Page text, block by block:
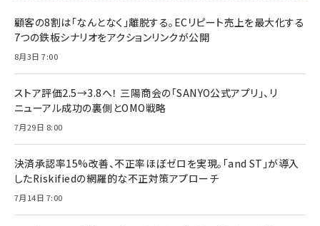
顧客の8割は「なんとなく」離脱する。ECリピート売上を最大化する
7つの鉄板シナリオをアクションリンクが公開
8月3日 7:00
ストア評価2.5→3.8へ！ 三陽商会の「SANYO公式アプリ」、リ
ニューアル成功の裏側とOMO戦略
7月29日 8:00
決済承認率15%改善、不正率ほぼゼロを実現。「and ST」が導入
したRiskifiedの網羅的な不正対策アプローチ
7月14日 7:00